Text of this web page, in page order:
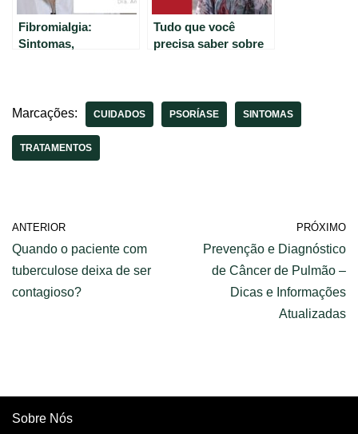
Fibromialgia:
Sintomas,
Tudo que você
precisa saber sobre
prevenção.
Marcações: CUIDADOS PSORÍASE SINTOMAS
TRATAMENTOS
ANTERIOR
Quando o paciente com
tuberculose deixa de ser
contagioso?
PRÓXIMO
Prevenção e Diagnóstico
de Câncer de Pulmão –
Dicas e Informações
Atualizadas
Sobre Nós